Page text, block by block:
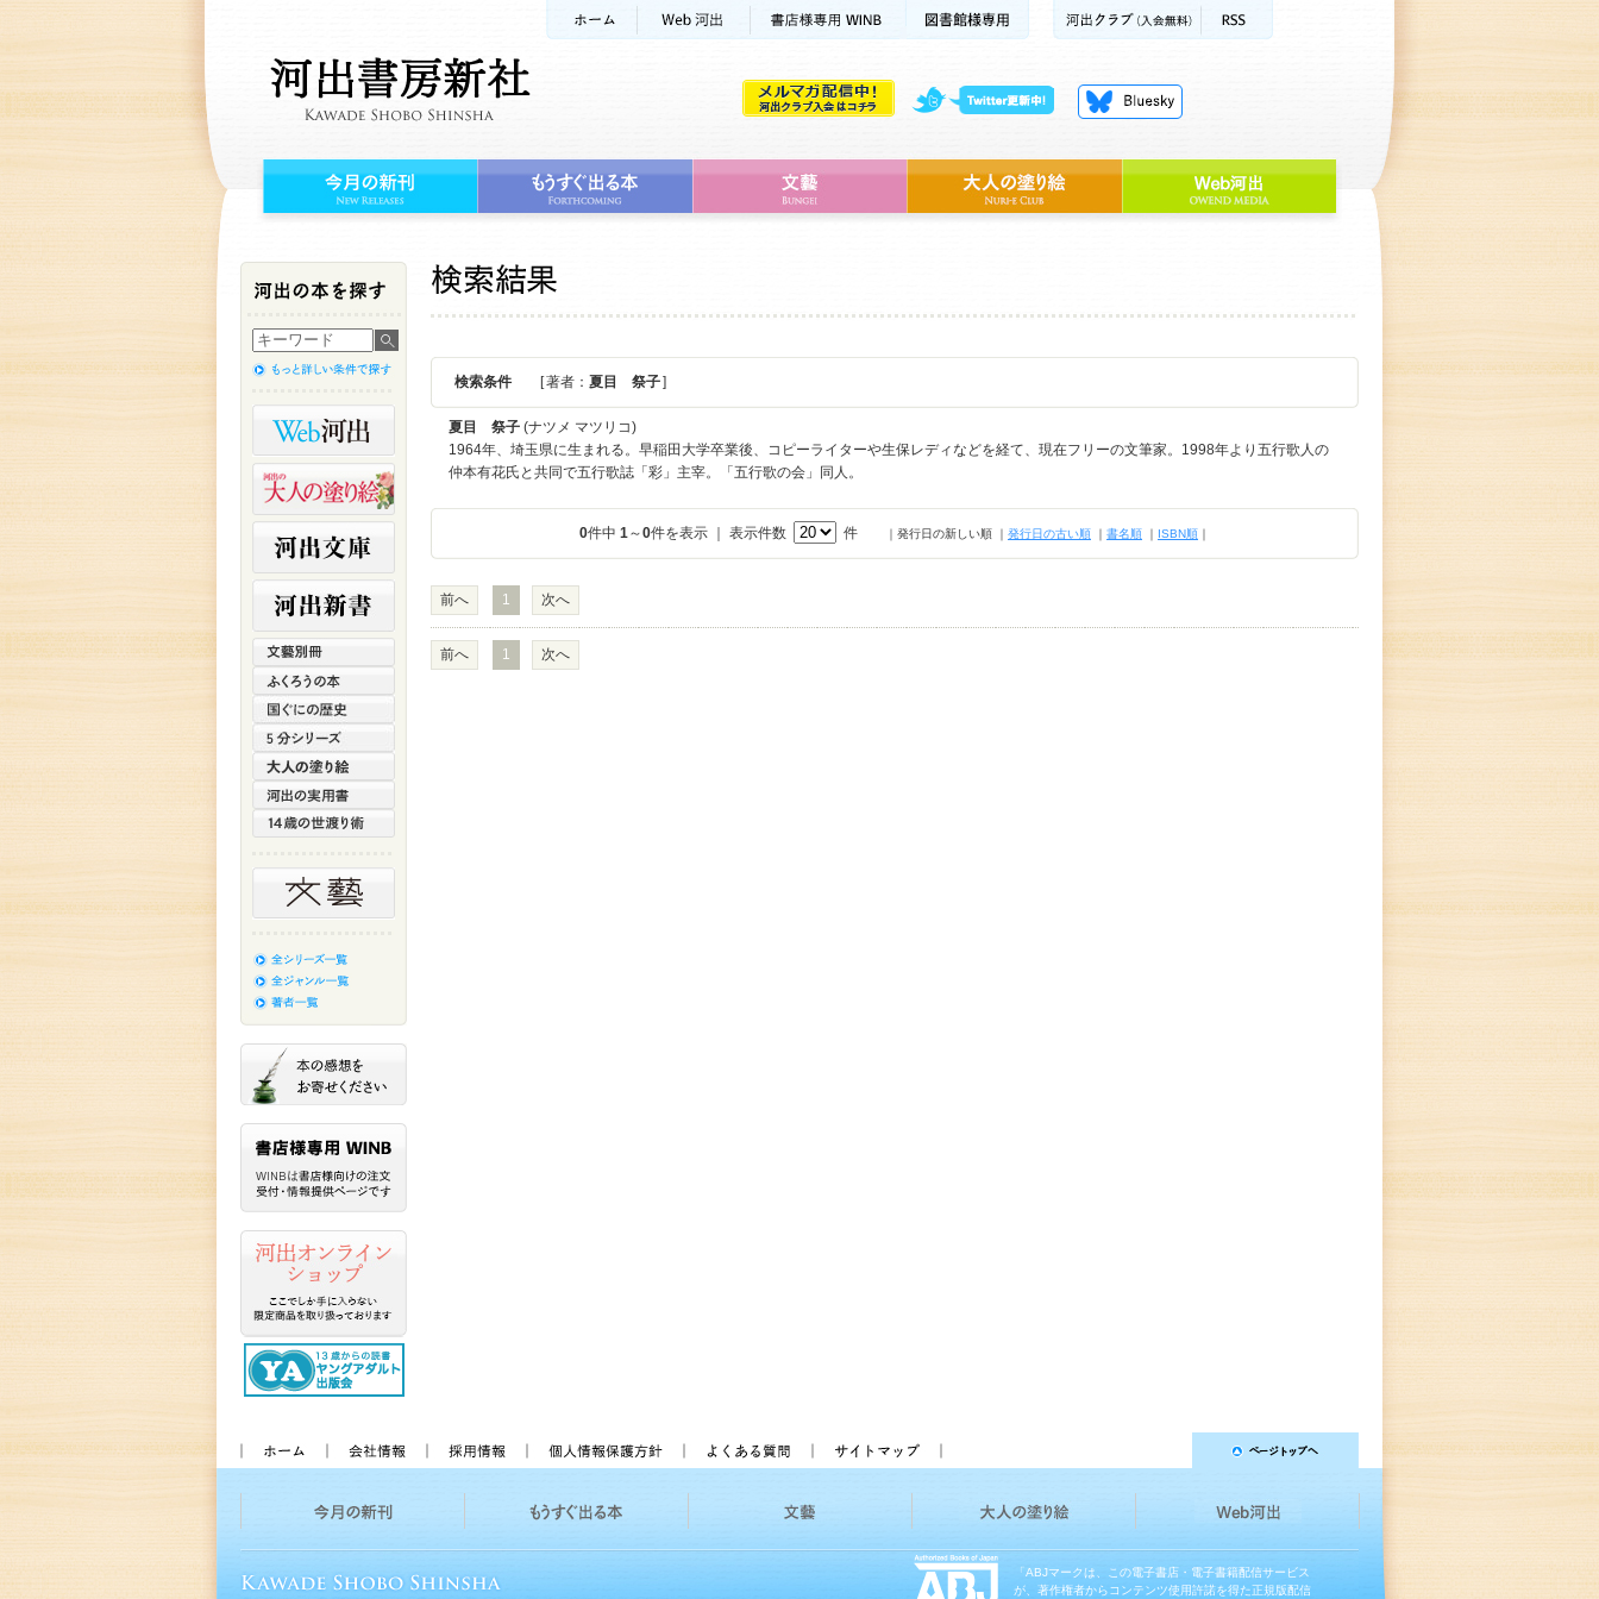
検索条件 [ 著者： 夏目 祭子]
夏目 祭子 (ナツメ マツリコ)
1964年、埼玉県に生まれる。早稲田大学卒業後、コピーライターや生保レディなどを経て、現在フリーの文筆家。1998年より五行歌人の
仲本有花氏と共同で五行歌誌「彩」主宰。「五行歌の会」同人。
0件中 1～0件を表示 ｜ 表示件数 件 ｜発行日の新しい順 ｜ 発行日の古い順 ｜ 書名順 ｜ ISBN順 ｜
前へ 1 次へ
前へ 1 次へ
「ABJマークは、この電子書店・電子書籍配信サービス
が、著作権者からコンテンツ使用許諾を得た正規版配信